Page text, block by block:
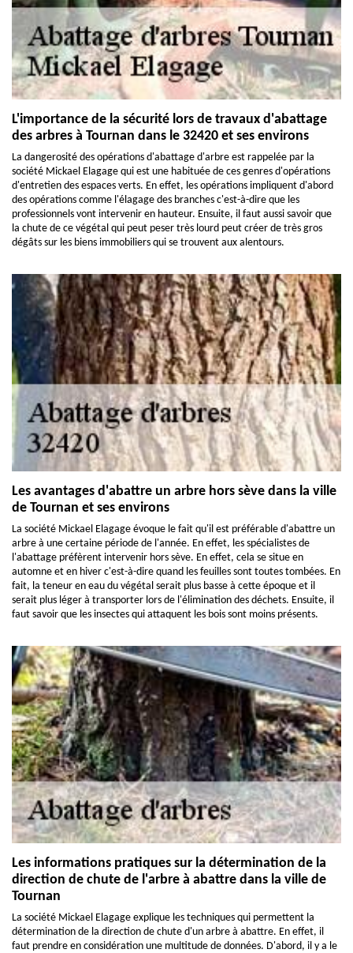
L'importance de la sécurité lors de travaux d'abattage
des arbres à Tournan dans le 32420 et ses environs
La dangerosité des opérations d'abattage d'arbre est rappelée par la
société Mickael Elagage qui est une habituée de ces genres d'opérations
d'entretien des espaces verts. En effet, les opérations impliquent d'abord
des opérations comme l'élagage des branches c'est-à-dire que les
professionnels vont intervenir en hauteur. Ensuite, il faut aussi savoir que
la chute de ce végétal qui peut peser très lourd peut créer de très gros
dégâts sur les biens immobiliers qui se trouvent aux alentours.
Les avantages d'abattre un arbre hors sève dans la ville
de Tournan et ses environs
La société Mickael Elagage évoque le fait qu'il est préférable d'abattre un
arbre à une certaine période de l'année. En effet, les spécialistes de
l'abattage préfèrent intervenir hors sève. En effet, cela se situe en
automne et en hiver c'est-à-dire quand les feuilles sont toutes tombées. En
fait, la teneur en eau du végétal serait plus basse à cette époque et il
serait plus léger à transporter lors de l'élimination des déchets. Ensuite, il
faut savoir que les insectes qui attaquent les bois sont moins présents.
Les informations pratiques sur la détermination de la
direction de chute de l'arbre à abattre dans la ville de
Tournan
La société Mickael Elagage explique les techniques qui permettent la
détermination de la direction de chute d'un arbre à abattre. En effet, il
faut prendre en considération une multitude de données. D'abord, il y a le